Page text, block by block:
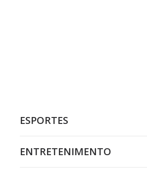
ESPORTES
ENTRETENIMENTO